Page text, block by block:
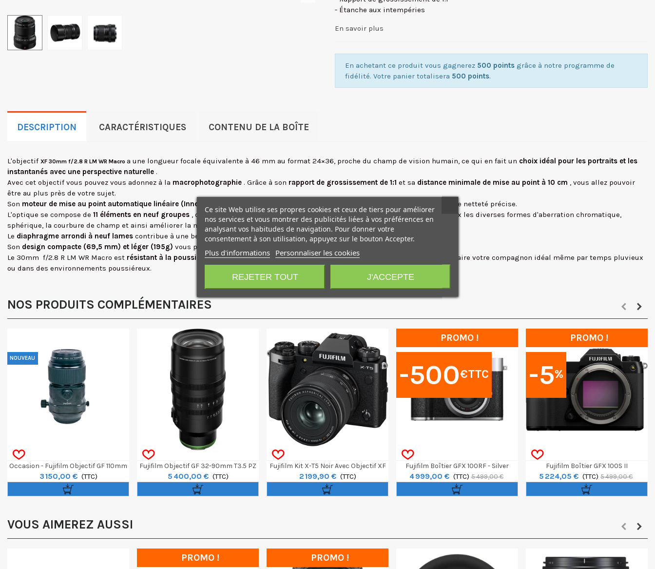
- Étanche aux intempéries
En savoir plus
En achetant ce produit vous gagnerez 500 points grâce à notre programme de
fidélité. Votre panier totalisera 500 points.
DESCRIPTION CARACTÉRISTIQUES CONTENU DE LA BOÎTE
L'objectif XF 30mm f/2.8 R LM WR Macro a une longueur focale équivalente à 46 mm au format 24×36, proche du champ de vision humain, ce qui en fait un choix idéal pour les portraits et les
instantanés avec une perspective naturelle .
Avec cet objectif vous pouvez vous adonnez à la macrophotographie . Grâce à son rapport de grossissement de 1:1 et sa distance minimale de mise au point à 10 cm , vous allez pouvoir
être au plus près de votre sujet.
Son moteur de mise au point automatique linéaire (Inner Focus)
offre des performances de mise au point fluides et rapides pour une netteté précise.
L'optique se compose de 11 éléments en neuf groupes , dont trois éléments asphériques etdeux éléments EDpour contrôler au mieux les diverses formes d'aberration chromatique,
sphérique, la courbure de champ et ainsi améliorer la netteté et le rendu.
Le diaphragme arrondi à neuf lames contribue à une belle qualité de bokeh.
Son design compacte (69,5 mm) et léger (195g) vous permet de l'avoir toujours avec vous.
Le 30mm f/2.8 R LM WR Macro est résistant à la poussière,aux intempériesetaux températures négatives
(jusqu'à -10°C) pour en faire votre compagnon idéal même par temps pluvieux
ou dans des environnements poussiéreux.
NOS PRODUITS COMPLÉMENTAIRES
NOUVEAU
Occasion - Fujifilm Objectif GF 110mm
MACRO T/S
3 150,00 € (TTC)
Fujifilm Objectif GF 32-90mm T3.5 PZ
OIS WR
5 400,00 € (TTC)
Fujifilm Kit X-T5 Noir Avec Objectif XF
16-50mm F/2.8-4.8R LM WR
2 199,90 € (TTC)
-500€TTC
PROMO !
Fujifilm Boîtier GFX 100RF - Silver
4 999,00 € (TTC) 5 499,00 €
-5%
PROMO !
Fujifilm Boîtier GFX 100S II
5 224,05 € (TTC) 5 499,00 €
VOUS AIMEREZ AUSSI
PROMO ! PROMO !
Ce site Web utilise ses propres cookies et ceux de tiers pour améliorer
nos services et vous montrer des publicités liées à vos préférences en
analysant vos habitudes de navigation. Pour donner votre
consentement à son utilisation, appuyez sur le bouton Accepter.
Plus d'informations Personnaliser les cookies
REJETER TOUT J'ACCEPTE